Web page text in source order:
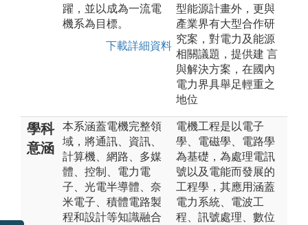
躍，並以成為一流電
機系為目標。
下載詳細資料
型能源計畫外，更與
產業界有大型合作研
究案，對電力及能源
相關議題，提供建 言
與解決方案，在國內
電力界具舉足輕重之
地位
學科
意涵
本系涵蓋電機完整領
域，將通訊、資訊、
計算機、網路、多媒
體、控制、電力電
子、光電半導體、奈
米電子、積體電路製
程和設計等知識融合
電機工程是以電子
學、電磁學、電路學
為基礎，為處理電訊
號以及電能而發展的
工程學，其應用涵蓋
電力系統、電波工
程、訊號處理、數位